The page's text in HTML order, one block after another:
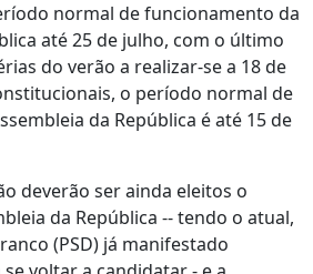
normal de funcionamento da
até 25 de julho, com o último
do verão a realizar-se a 18 de
o período normal de
da República é até 15 de
deverão ser ainda eleitos o
da República -- tendo o atual,
(PSD) já manifestado